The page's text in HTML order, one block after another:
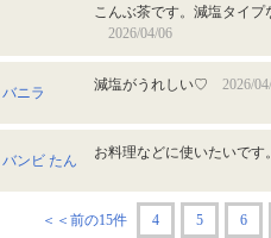
こんぶ茶です。減塩タイプ
2026/04/06
バニラ 減塩がうれしい♡ 2026/
バンビ たん お料理などに使いたいで
＜＜前の15件 4 5 6